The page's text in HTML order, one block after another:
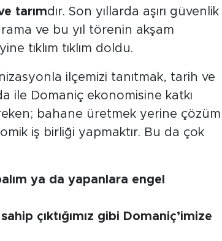
tarımdır. Son yıllarda aşırı güvenlik
ve bu yıl törenin akşam
tıklım tıklım doldu.
ilçemizi tanıtmak, tarih ve
ile Domaniç ekonomisine katkı
bahane üretmek yerine çözüm
iş birliği yapmaktır. Bu da çok
ya da yapanlara engel
çıktığımız gibi Domaniç’imize